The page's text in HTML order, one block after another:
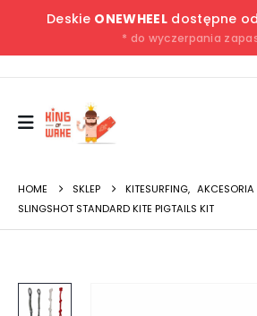
Deskie ONEWHEELdostępne
* do wyczerpania
HOME SKLEP KITESURFING, AKCESORIA
SLINGSHOT STANDARD KITE PIGTAILS KIT